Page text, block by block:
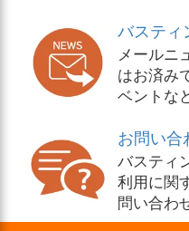
バスティ
メールニ
はお済み
ベントな
お問い合
バスティ
利用に関
問い合わ